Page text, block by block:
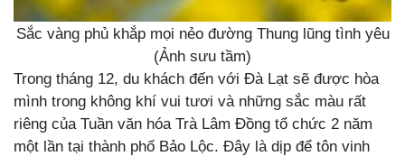
Sắc vàng phủ khắp mọi nẻo đường Thung lũng tình yêu
(Ảnh sưu tầm)
Trong tháng 12, du khách đến với Đà Lạt sẽ được hòa
mình trong không khí vui tươi và những sắc màu rất
riêng của Tuần văn hóa Trà Lâm Đồng tổ chức 2 năm
một lần tại thành phố Bảo Lộc. Đây là dịp để tôn vinh